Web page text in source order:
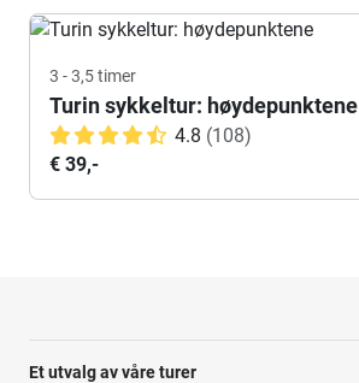
3 - 3,5 timer
Turin sykkeltur: høydepunktene
4.8 (108)
€ 39,-
Et utvalg av våre turer